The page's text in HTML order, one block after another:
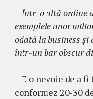
– Într-o altă ordine
exemplele unor
odată la business și
într-un bar obscur
– E o nevoie de a
conformez 20-30